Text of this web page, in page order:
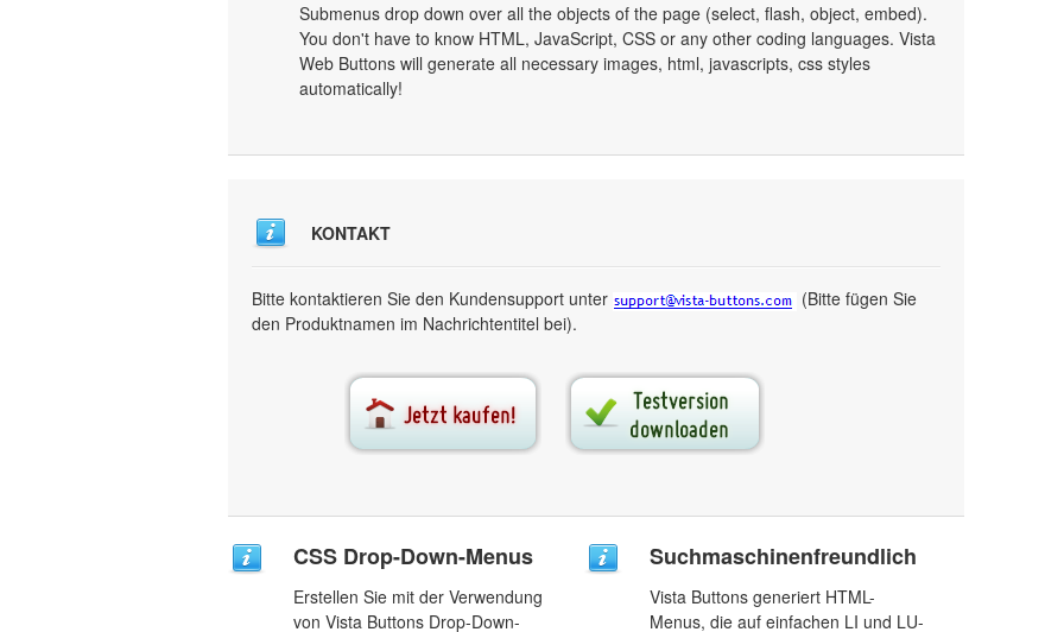
Submenus drop down over all the objects of the page (select, flash, object, embed).
You don't have to know HTML, JavaScript, CSS or any other coding languages. Vista
Web Buttons will generate all necessary images, html, javascripts, css styles
automatically!
KONTAKT
Bitte kontaktieren Sie den Kundensupport unter
(Bitte fügen Sie
den Produktnamen im Nachrichtentitel bei).
CSS Drop-Down-Menus
Erstellen Sie mit der Verwendung
von Vista Buttons Drop-Down-
Suchmaschinenfreundlich
Vista Buttons generiert HTML-
Menus, die auf einfachen LI und LU-